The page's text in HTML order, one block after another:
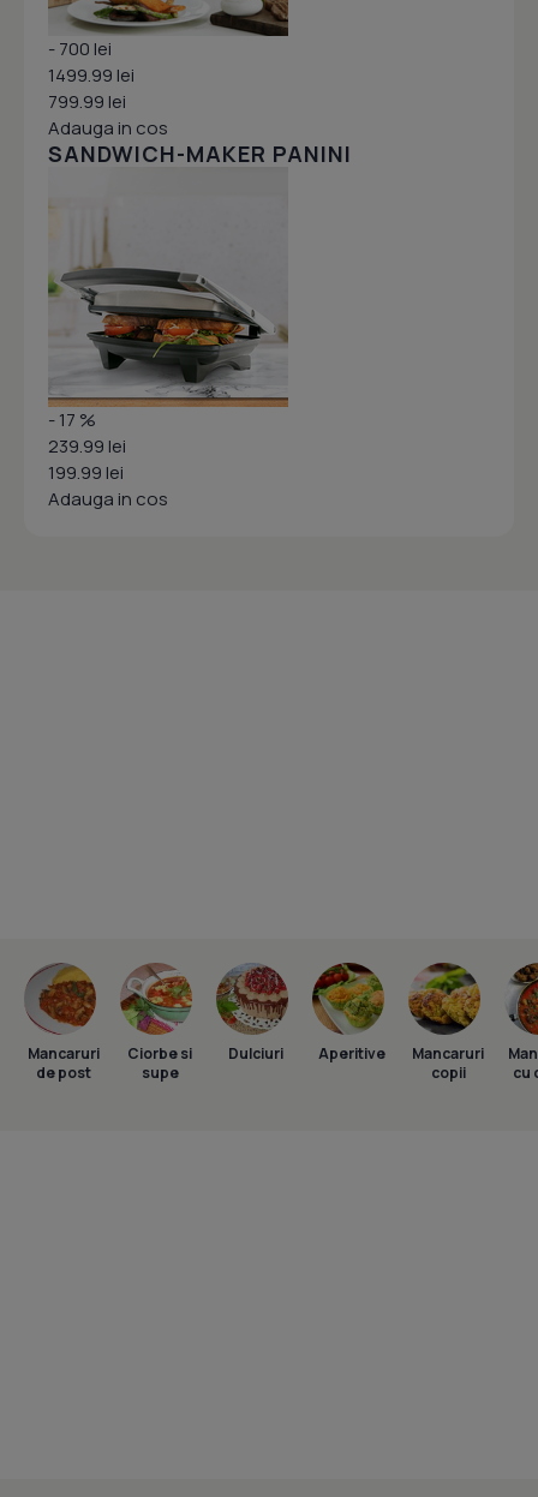
- 700 lei
1499.99 lei
799.99 lei
Adauga in cos
SANDWICH-MAKER PANINI
- 17 %
239.99 lei
199.99 lei
Adauga in cos
Mancaruri
de post
Ciorbe si
supe
Dulciuri Aperitive
Mancaruri
copii
cu